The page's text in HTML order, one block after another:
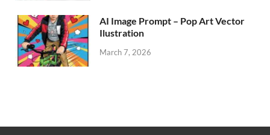
AI Image Prompt – Pop Art Vector
Ilustration
March 7, 2026